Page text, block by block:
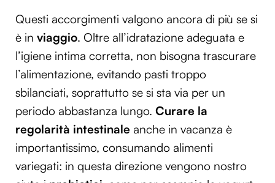
Questi accorgimenti valgono ancora di più se si
è in viaggio. Oltre all’idratazione adeguata e
l’igiene intima corretta, non bisogna trascurare
l’alimentazione, evitando pasti troppo
sbilanciati, soprattutto se si sta via per un
periodo abbastanza lungo. Curare la
regolarità intestinale anche in vacanza è
importantissimo, consumando alimenti
variegati: in questa direzione vengono nostro